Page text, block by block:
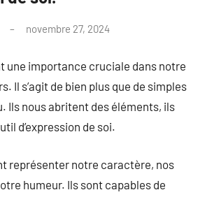
novembre 27, 2024
une importance cruciale dans notre
Il s’agit de bien plus que de simples
Ils nous abritent des éléments, ils
d’expression de soi.
représenter notre caractère, nos
humeur. Ils sont capables de